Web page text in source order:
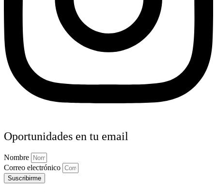
Oportunidades en tu email
Nombre
Correo electrónico
Suscribirme